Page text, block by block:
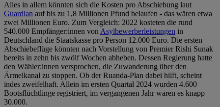
Alles in allem könnten sich die Kosten pro Abschiebung laut
Guardian auf bis zu 1,8 Millionen Pfund belaufen - das wären etwa
zwei Millionen Euro. Zum Vergleich: 2022 kosteten die rund
540.000 Empfänger:innen vonAsylbewerberleistungen in
Deutschland die Staatskasse pro Person 12.000 Euro. Die ersten
Abschiebeflüge könnten nach Vorstellung von Premier Rishi Sunak
bereits in zehn bis zwölf Wochen abheben. Dessen Regierung hatte
den Wähler:innen versprochen, die Zuwanderung über den
Ärmelkanal zu stoppen. Ob der Ruanda-Plan dabei hilft, scheint
indes zweifelhaft. Allein im ersten Quartal 2024 wurden 4.600
Bootsflüchtlinge registriert, im vergangenen Jahr waren es knapp
30.000.